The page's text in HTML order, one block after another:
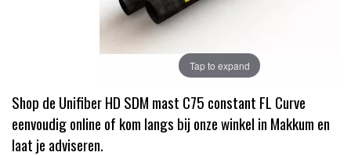
Tap to expand
Shop de Unifiber HD SDM mast C75 constant FL Curve
eenvoudig online of kom langs bij onze winkel in Makkum en
laat je adviseren.